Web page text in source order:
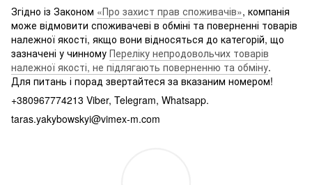
Згідно із Законом «Про захист прав споживачів», компанія
може відмовити споживачеві в обміні та поверненні товарів
належної якості, якщо вони відносяться до категорій, що
зазначені у чинному Переліку непродовольчих товарів
належної якості, не підлягають поверненню та обміну.
Для питань і порад звертайтеся за вказаним номером!
+380967774213 Viber, Telegram, Whatsapp.
taras.yakybowskyi@vimex-m.com